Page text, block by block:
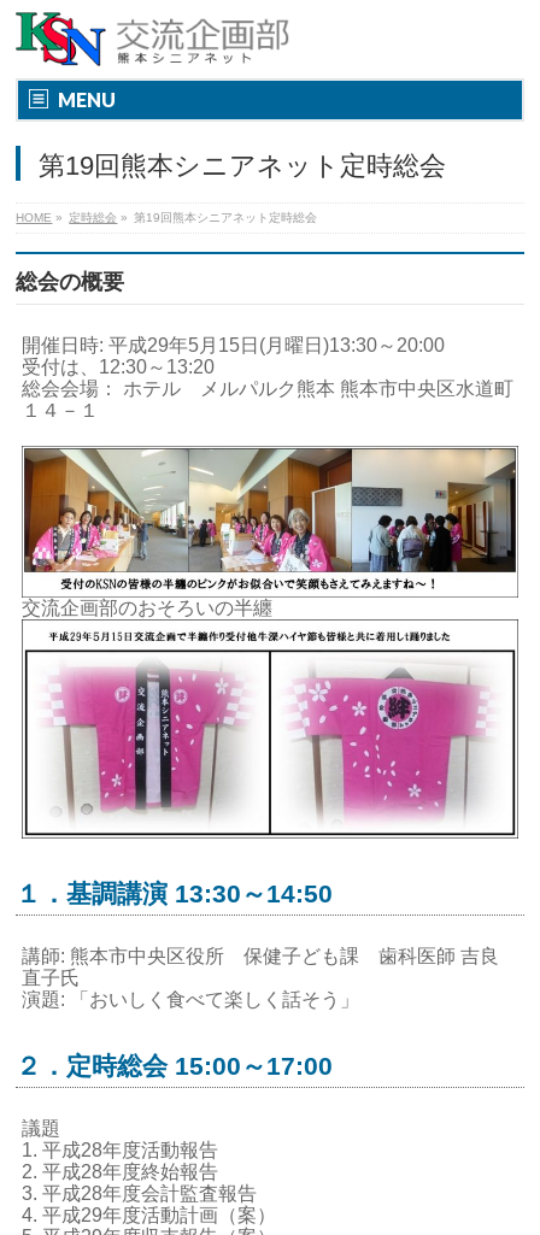
MENU
第19回熊本シニアネット定時総会
HOME » 定時総会 » 第19回熊本シニアネット定時総会
総会の概要
開催日時: 平成29年5月15日(月曜日)13:30～20:00
受付は、12:30～13:20
総会会場： ホテル メルパルク熊本 熊本市中央区水道町
１４－１
交流企画部のおそろいの半纏
１．基調講演 13:30～14:50
講師: 熊本市中央区役所 保健子ども課 歯科医師 吉良
直子氏
演題: 「おいしく食べて楽しく話そう」
２．定時総会 15:00～17:00
議題
1. 平成28年度活動報告
2. 平成28年度終始報告
3. 平成28年度会計監査報告
4. 平成29年度活動計画（案）